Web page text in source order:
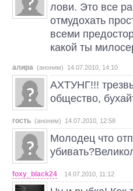
лови. Это все
отмудохать
всеми
какой ты
алира (аноним) 14.07.2010, 14:10
АХТУНГ!!!
общество,
гость (аноним) 14.07.2010, 12:58
Молодец что
foxy_black24 14.07.2010, 11:12